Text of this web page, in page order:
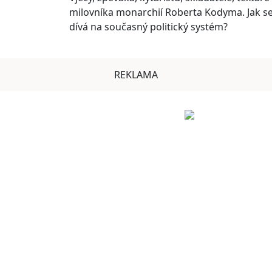
milovníka monarchií Roberta Kodyma. Jak
dívá na současný politický systém?
REKLAMA